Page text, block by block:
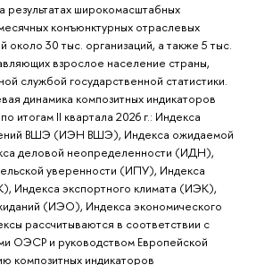
широкомасштабных
конъюнктурных отраслевых
около 30 тыс. организаций, а также 5 тыс.
взрослое население страны,
службой государственной статистики.
динамика композитных индикаторов
итогам II квартала 2026 г.: Индекса
ВШЭ (ИЭН ВШЭ), Индекса ожидаемой
деловой неопределенности (ИДН),
уверенности (ИПУ), Индекса
Индекса экспортного климата (ИЭК),
(ИЭО), Индекса экономического
рассчитываются в соответствии с
ОЭСР и руководством Европейской
композитных индикаторов